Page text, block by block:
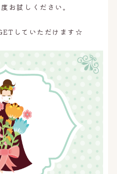
お試しください。
していただけます☆